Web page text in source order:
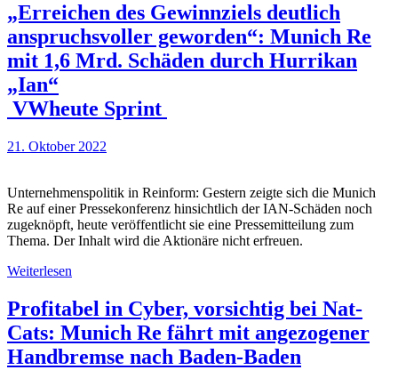
„Erreichen des Gewinnziels deutlich
anspruchsvoller geworden“: Munich Re
mit 1,6 Mrd. Schäden durch Hurrikan
„Ian“
VWheute Sprint
21. Oktober 2022
Unternehmenspolitik in Reinform: Gestern zeigte sich die Munich
Re auf einer Pressekonferenz hinsichtlich der IAN-Schäden noch
zugeknöpft, heute veröffentlicht sie eine Pressemitteilung zum
Thema. Der Inhalt wird die Aktionäre nicht erfreuen.
Weiterlesen
Profitabel in Cyber, vorsichtig bei Nat-
Cats: Munich Re fährt mit angezogener
Handbremse nach Baden-Baden